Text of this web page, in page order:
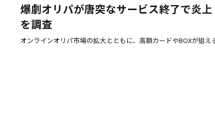
爆劇オリパが唐突なサービス終了で炎
を調査
オンラインオリパ市場の拡大とともに、高額カードやBOXが狙